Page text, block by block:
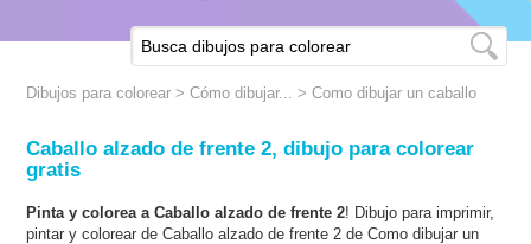
Dibujos para colorear >Cómo dibujar... >Como dibujar un caballo
Caballo alzado de frente 2, dibujo para colorear
gratis
Pinta y colorea a Caballo alzado de frente 2! Dibujo para imprimir,
pintar y colorear de Caballo alzado de frente 2 de Como dibujar un